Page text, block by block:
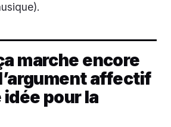
marche encore
affectif
idée pour la